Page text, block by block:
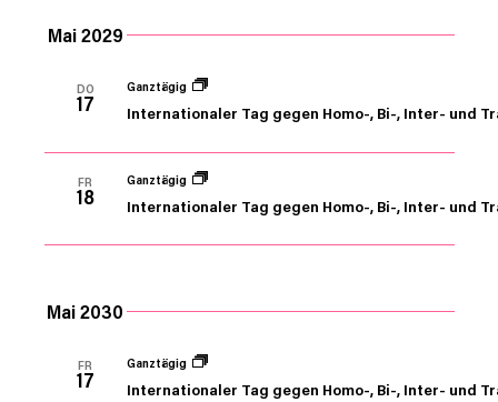
Mai 2029
DO
17
Ganztägig
Internationaler Tag gegen Homo-, Bi-, Inter- und
FR
18
Ganztägig
Internationaler Tag gegen Homo-, Bi-, Inter- und
Mai 2030
FR
17
Ganztägig
Internationaler Tag gegen Homo-, Bi-, Inter- und